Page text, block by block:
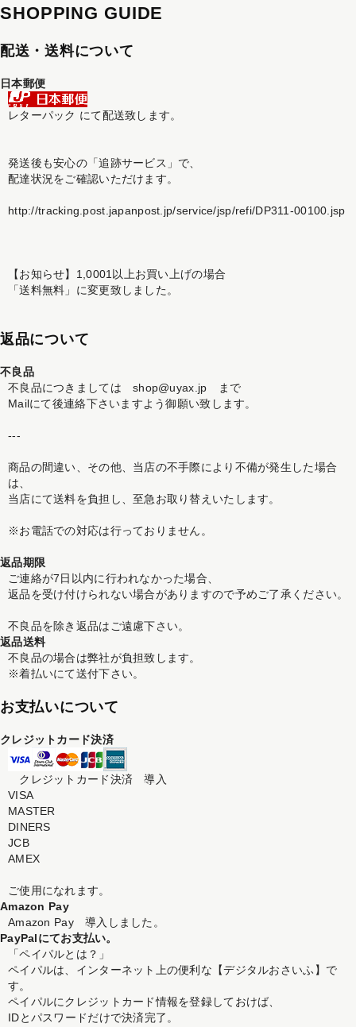
SHOPPING GUIDE
配送・送料について
日本郵便
レターパック にて配送致します。
発送後も安心の「追跡サービス」で、
配達状況をご確認いただけます。
http://tracking.post.japanpost.jp/service/jsp/refi/DP311-00100.jsp
【お知らせ】1,0001以上お買い上げの場合
「送料無料」に変更致しました。
返品について
不良品
不良品につきましては shop@uyax.jp まで
Mailにて後連絡下さいますよう御願い致します。
---
商品の間違い、その他、当店の不手際により不備が発生した場合
は、
当店にて送料を負担し、至急お取り替えいたします。
※お電話での対応は行っておりません。
返品期限
ご連絡が7日以内に行われなかった場合、
返品を受け付けられない場合がありますので予めご了承ください。
不良品を除き返品はご遠慮下さい。
返品送料
不良品の場合は弊社が負担致します。
※着払いにて送付下さい。
お支払いについて
クレジットカード決済
クレジットカード決済 導入
VISA
MASTER
DINERS
JCB
AMEX
ご使用になれます。
Amazon Pay
Amazon Pay 導入しました。
PayPalにてお支払い。
「ペイパルとは？」
ペイパルは、インターネット上の便利な【デジタルおさいふ】で
す。
ペイパルにクレジットカード情報を登録しておけば、
IDとパスワードだけで決済完了。